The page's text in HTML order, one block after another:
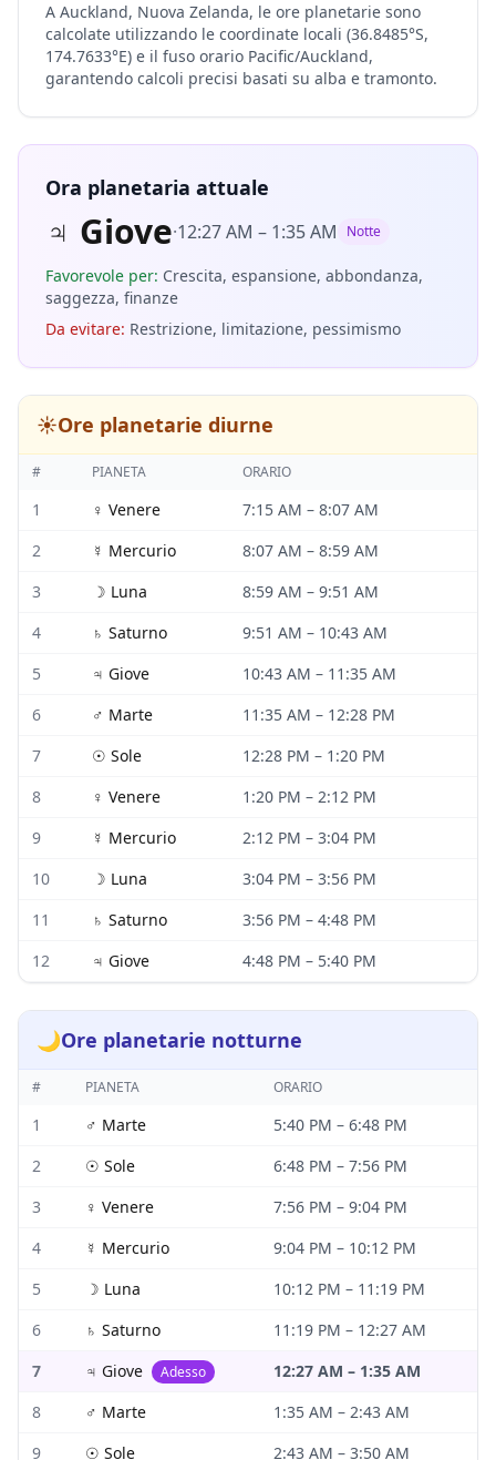
A Auckland, Nuova Zelanda, le ore planetarie sono
calcolate utilizzando le coordinate locali (36.8485°S,
174.7633°E) e il fuso orario Pacific/Auckland,
garantendo calcoli precisi basati su alba e tramonto.
Ora planetaria attuale
♃ Giove·12:27 AM – 1:35 AM Notte
Favorevole per: Crescita, espansione, abbondanza,
saggezza, finanze
Da evitare: Restrizione, limitazione, pessimismo
☀️Ore planetarie diurne
# PIANETA ORARIO
1 ♀ Venere 7:15 AM – 8:07 AM
2
☿ Mercurio 8:07 AM – 8:59 AM
3
☽ Luna 8:59 AM – 9:51 AM
4
♄ Saturno 9:51 AM – 10:43 AM
5
♃ Giove 10:43 AM – 11:35 AM
6
♂ Marte 11:35 AM – 12:28 PM
7
☉ Sole 12:28 PM – 1:20 PM
8
♀ Venere 1:20 PM – 2:12 PM
9
☿ Mercurio 2:12 PM – 3:04 PM
10
☽ Luna 3:04 PM – 3:56 PM
11
♄ Saturno 3:56 PM – 4:48 PM
12
♃ Giove 4:48 PM – 5:40 PM
🌙Ore planetarie notturne
# PIANETA ORARIO
1 ♂ Marte 5:40 PM – 6:48 PM
2
☉ Sole 6:48 PM – 7:56 PM
3
♀ Venere 7:56 PM – 9:04 PM
4
☿ Mercurio 9:04 PM – 10:12 PM
5
☽ Luna 10:12 PM – 11:19 PM
6
♄ Saturno 11:19 PM – 12:27 AM
7
♃ Giove Adesso 12:27 AM – 1:35 AM
8
♂ Marte 1:35 AM – 2:43 AM
9
☉ Sole 2:43 AM – 3:50 AM